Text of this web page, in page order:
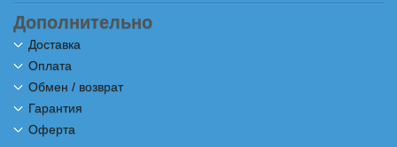
Дополнительно
Доставка
Оплата
Обмен / возврат
Гарантия
Оферта